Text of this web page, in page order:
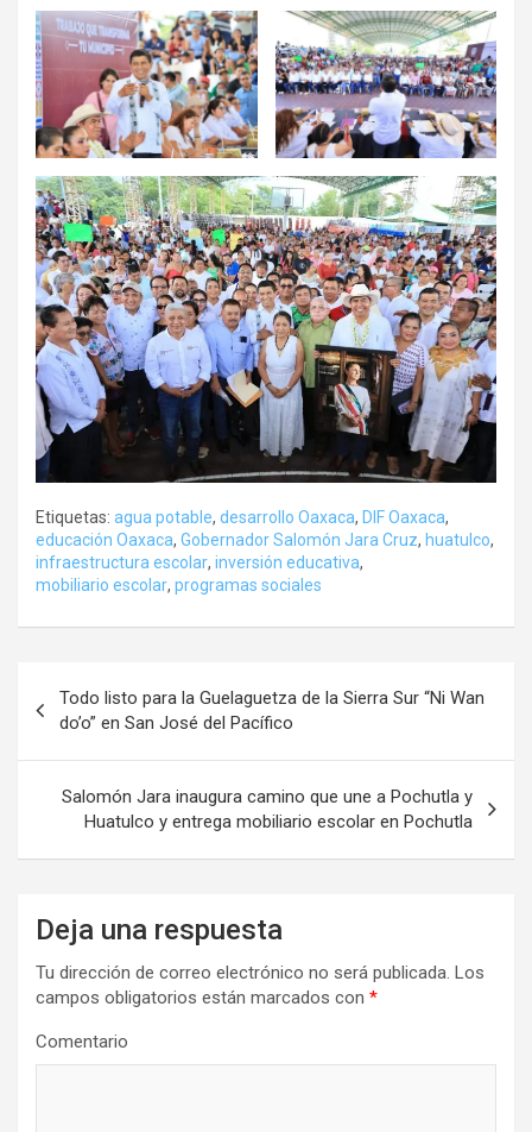
Etiquetas: agua potable, desarrollo Oaxaca, DIF Oaxaca,
educación Oaxaca, Gobernador Salomón Jara Cruz, huatulco,
infraestructura escolar, inversión educativa,
mobiliario escolar, programas sociales
de
entradas
Todo listo para la Guelaguetza de la Sierra Sur “Ni Wan
do’o” en San José del Pacífico
Salomón Jara inaugura camino que une a Pochutla y
Huatulco y entrega mobiliario escolar en Pochutla
Deja una respuesta
Tu dirección de correo electrónico no será publicada. Los
campos obligatorios están marcados con *
Comentario